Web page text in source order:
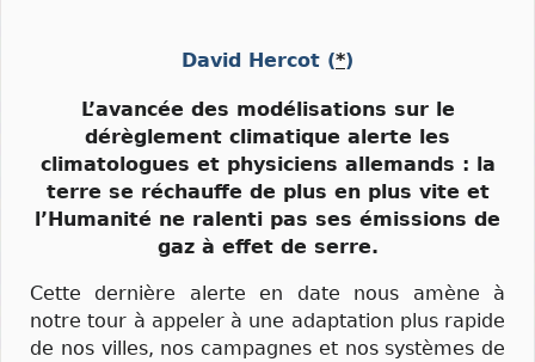
David Hercot (*)
L’avancée des modélisations sur le
dérèglement climatique alerte les
climatologues et physiciens allemands : la
terre se réchauffe de plus en plus vite et
l’Humanité ne ralenti pas ses émissions de
gaz à effet de serre.
Cette dernière alerte en date nous amène à
notre tour à appeler à une adaptation plus rapide
de nos villes, nos campagnes et nos systèmes de